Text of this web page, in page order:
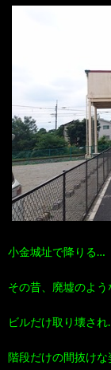
小金城址で降りる…
その昔、廃墟のよ
ビルだけ取り壊さ
階段だけの間抜け